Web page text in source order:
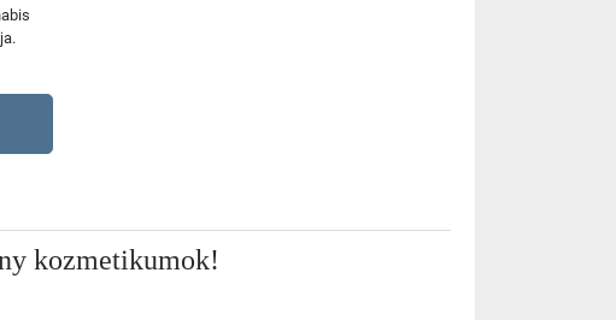
kozmetikumok!